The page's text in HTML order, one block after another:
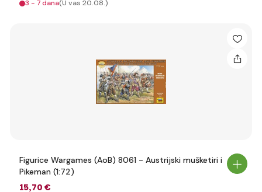
3 - 7 dana(U vas 20.08.)
Figurice Wargames (AoB) 8061 - Austrijski mušketiri i
Pikeman (1:72)
15,70 €